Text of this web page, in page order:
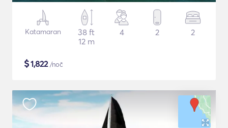
Katamaran
38 ft
12 m
4 2 2
$1,822/noč